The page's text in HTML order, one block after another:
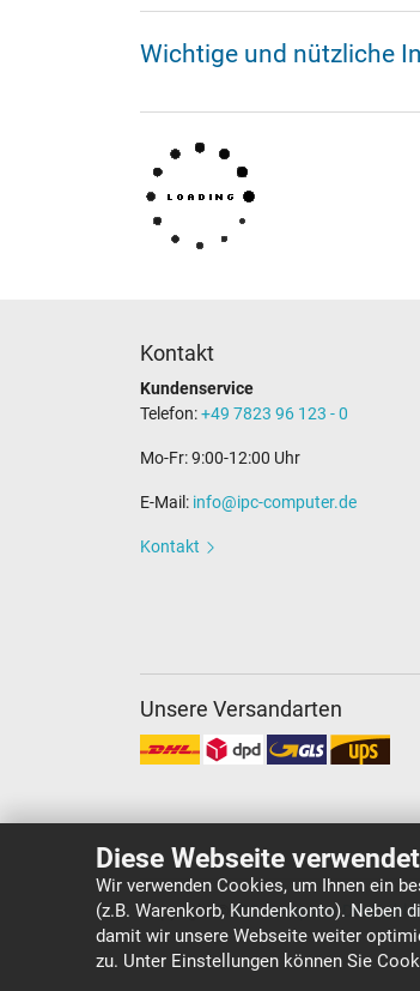
Diese Webseite
Wir verwenden Cookies, um Ihnen ein
(z.B. Warenkorb, Kundenkonto).
damit wir unsere Webseite weiter
zu. Unter Einstellungen können Sie
Wichtige und nützliche
Kontakt
Kundenservice
Telefon:+49 7823 96 123 - 0
Mo-Fr: 9:00-12:00 Uhr
E-Mail: info@ipc-computer.de
Kontakt
Unsere Versandarten
Copyright ©IPC-Computer